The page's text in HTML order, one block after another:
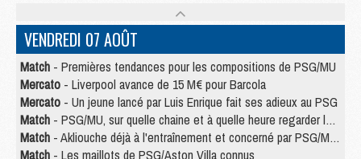
VENDREDI 07 AOÛT
Match - Premières tendances pour les compositions de PSG/MU
Mercato - Liverpool avance de 15 M€ pour Barcola
Mercato - Un jeune lancé par Luis Enrique fait ses adieux au PSG
Match - PSG/MU, sur quelle chaine et à quelle heure regarder le match ?
Match - Akliouche déjà à l'entraînement et concerné par PSG/MU ?
Match - Les maillots de PSG/Aston Villa connus